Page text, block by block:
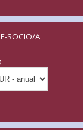
SOCIO/A